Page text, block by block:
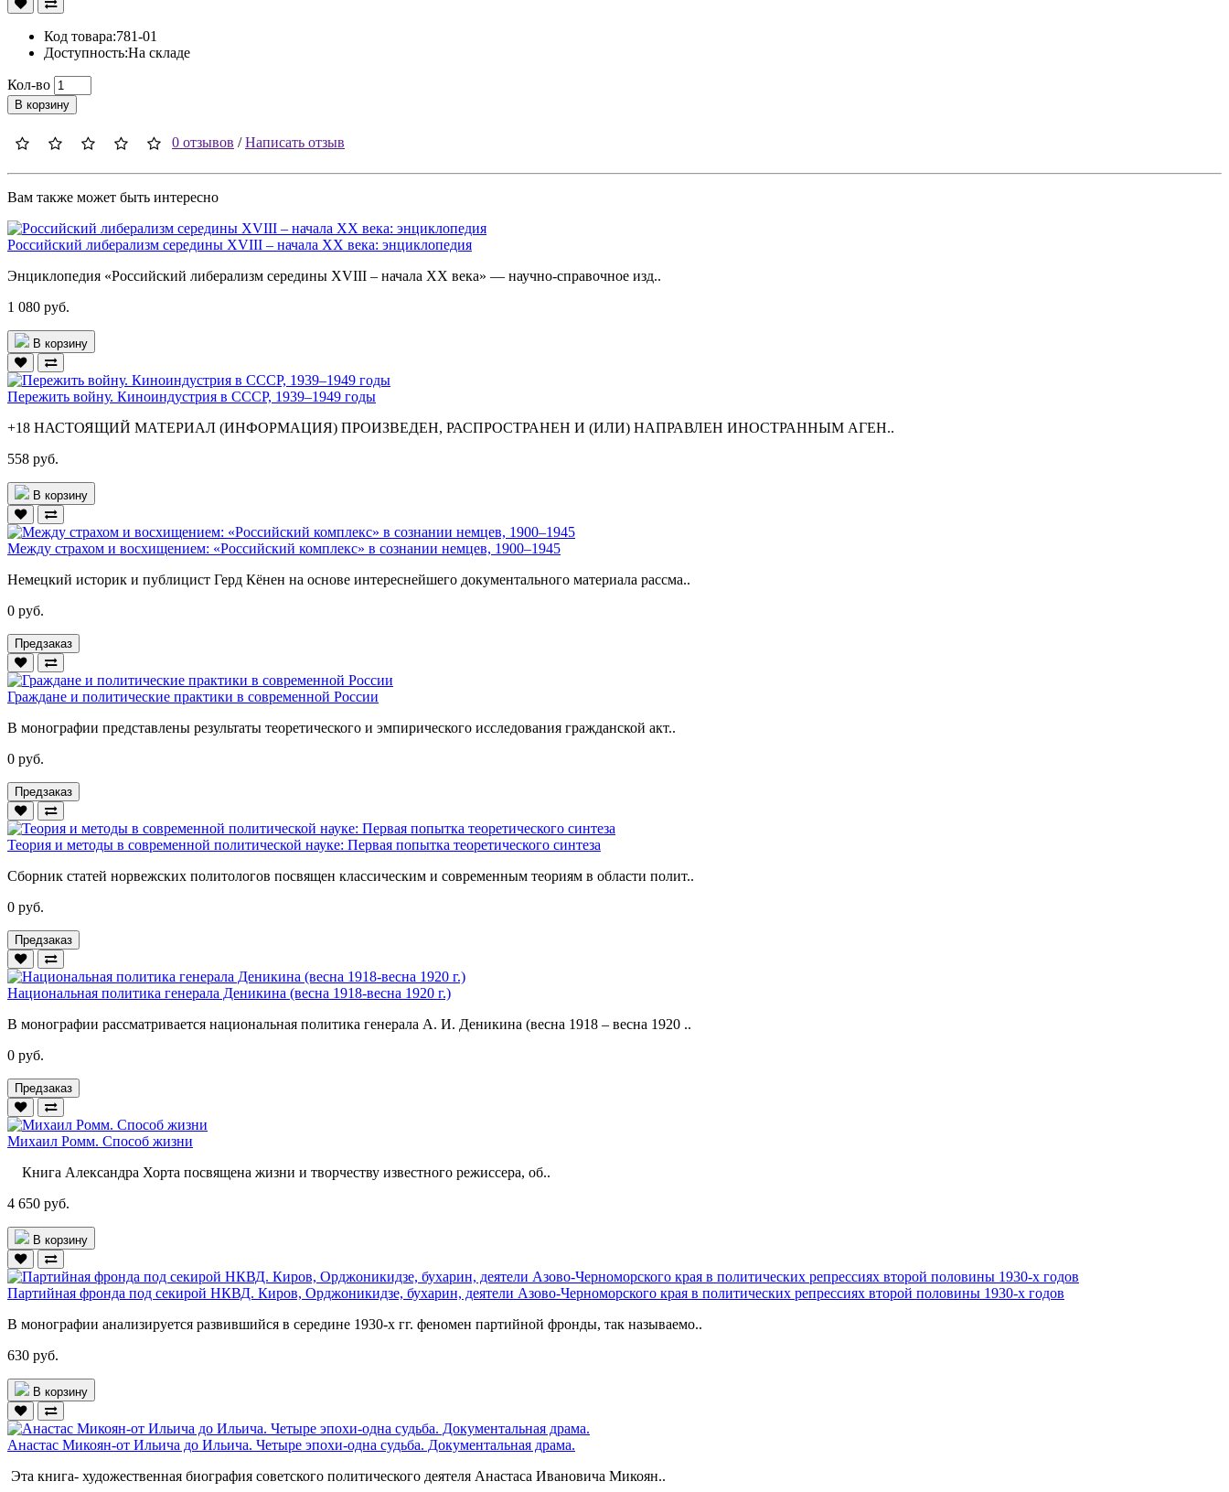
Код товара:781-01
Доступность:На складе
Кол-во
В корзину
0 отзывов /Написать отзыв
Вам также может быть интересно
Российский либерализм середины XVIII – начала XX века: энциклопедия
Энциклопедия «Российский либерализм середины XVIII – начала XX века» — научно-справочное изд..
1 080 руб.
В корзину
Пережить войну. Киноиндустрия в СССР, 1939–1949 годы
+18 НАСТОЯЩИЙ МАТЕРИАЛ (ИНФОРМАЦИЯ) ПРОИЗВЕДЕН, РАСПРОСТРАНЕН И (ИЛИ) НАПРАВЛЕН ИНОСТРАННЫМ АГЕН..
558 руб.
В корзину
Между страхом и восхищением: «Российский комплекс» в сознании немцев, 1900–1945
Немецкий историк и публицист Герд Кёнен на основе интереснейшего документального материала рассма..
0 руб.
Предзаказ
Граждане и политические практики в современной России
В монографии представлены результаты теоретического и эмпирического исследования гражданской акт..
0 руб.
Предзаказ
Теория и методы в современной политической науке: Первая попытка теоретического синтеза
Сборник статей норвежских политологов посвящен классическим и современным теориям в области полит..
0 руб.
Предзаказ
Национальная политика генерала Деникина (весна 1918-весна 1920 г.)
В монографии рассматривается национальная политика генерала А. И. Деникина (весна 1918 – весна 1920 ..
0 руб.
Предзаказ
Михаил Ромм. Способ жизни
Книга Александра Хорта посвящена жизни и творчеству известного режиссера, об..
4 650 руб.
В корзину
Партийная фронда под секирой НКВД. Киров, Орджоникидзе, бухарин, деятели Азово-Черноморского края в политических репрессиях второй половины 1930-х годов
В монографии анализируется развившийся в середине 1930-х гг. феномен партийной фронды, так называемо..
630 руб.
В корзину
Анастас Микоян-от Ильича до Ильича. Четыре эпохи-одна судьба. Документальная драма.
Эта книга- художественная биография советского политического деятеля Анастаса Ивановича Микоян..